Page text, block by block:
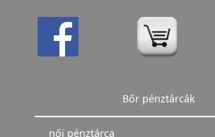
Bőr pénztárcák
női pénztárca